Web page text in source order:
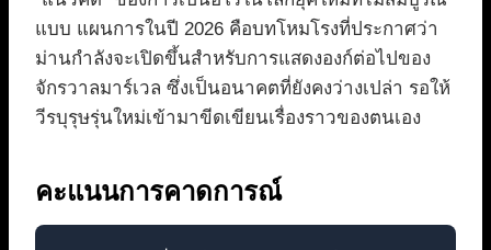
แบบ แผนการในปี 2026 คือบทโหมโรงที่ประกาศว่า
ม่านกำลังจะเปิดขึ้นสำหรับการแสดงองก์ต่อไปของ
จักรวาลมาร์เวล ซึ่งเป็นอนาคตที่ยังคงว่างเปล่า รอให้
วีรบุรุษรุ่นใหม่เข้ามาขีดเขียนเรื่องราวของตนเอง
คะแนนการคาดการณ์